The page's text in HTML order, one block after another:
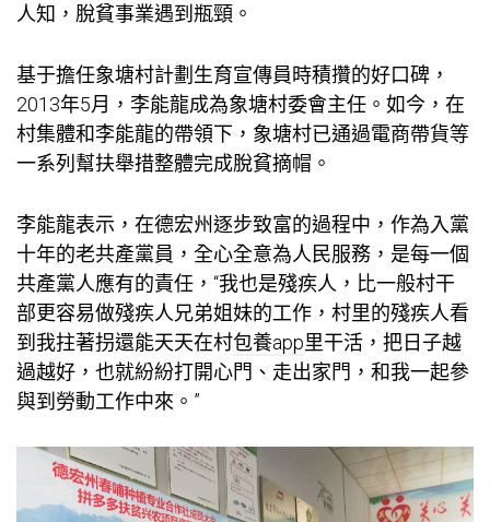
人知，脫貧事業遇到瓶頸。
基于擔任象塘村計劃生育宣傳員時積攢的好口碑，
2013年5月，李能龍成為象塘村委會主任。如今，在
村集體和李能龍的帶領下，象塘村已通過電商帶貨等
一系列幫扶舉措整體完成脫貧摘帽。
李能龍表示，在德宏州逐步致富的過程中，作為入黨
十年的老共產黨員，全心全意為人民服務，是每一個
共產黨人應有的責任，“我也是殘疾人，比一般村干
部更容易做殘疾人兄弟姐妹的工作，村里的殘疾人看
到我拄著拐還能天天在村包養app里干活，把日子越
過越好，也就紛紛打開心門、走出家門，和我一起參
與到勞動工作中來。”